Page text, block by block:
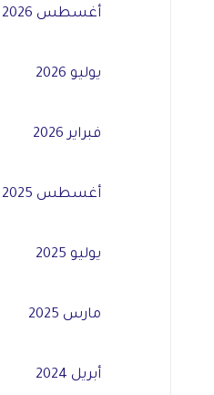
أغسطس 2026
يوليو 2026
فبراير 2026
أغسطس 2025
يوليو 2025
مارس 2025
أبريل 2024